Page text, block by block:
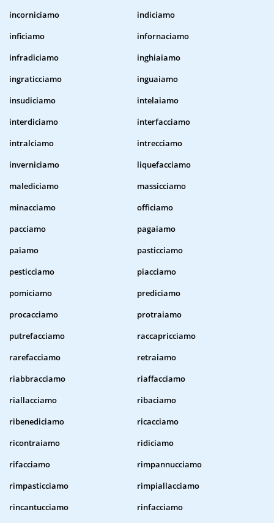
incorniciamo
indiciamo
inficiamo
infornaciamo
infradiciamo
inghiaiamo
ingraticciamo
inguaiamo
insudiciamo
intelaiamo
interdiciamo
interfacciamo
intralciamo
intrecciamo
inverniciamo
liquefacciamo
malediciamo
massicciamo
minacciamo
officiamo
pacciamo
pagaiamo
paiamo
pasticciamo
pesticciamo
piacciamo
pomiciamo
prediciamo
procacciamo
protraiamo
putrefacciamo
raccapricciamo
rarefacciamo
retraiamo
riabbracciamo
riaffacciamo
riallacciamo
ribaciamo
ribenediciamo
ricacciamo
ricontraiamo
ridiciamo
rifacciamo
rimpannucciamo
rimpasticciamo
rimpiallacciamo
rincantucciamo
rinfacciamo